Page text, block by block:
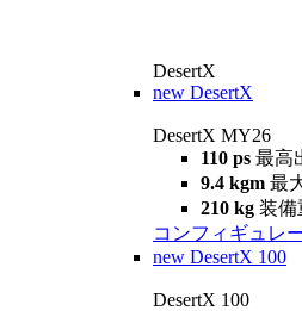
DesertX
new DesertX
DesertX MY26
110 ps 最高
9.4 kgm 最
210 kg 装備
コンフィギュレ
new DesertX 100
DesertX 100